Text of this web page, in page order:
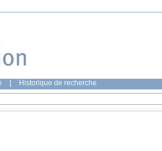
Historique de recherche